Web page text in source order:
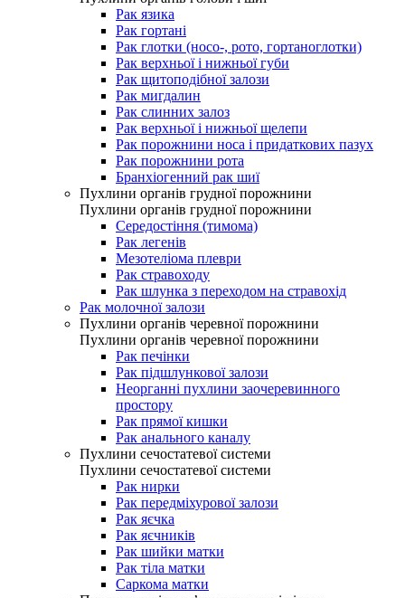
Рак язика
Рак гортані
Рак глотки (носо-, рото, гортаноглотки)
Рак верхньої і нижньої губи
Рак щитоподібної залози
Рак мигдалин
Рак слинних залоз
Рак верхньої і нижньої щелепи
Рак порожнини носа і придаткових пазух
Рак порожнини рота
Бранхіогенний рак шиї
Пухлини органів грудної порожнини
Пухлини органів грудної порожнини
Середостіння (тимома)
Рак легенів
Мезотеліома плеври
Рак стравоходу
Рак шлунка з переходом на стравохід
Рак молочної залози
Пухлини органів черевної порожнини
Пухлини органів черевної порожнини
Рак печінки
Рак підшлункової залози
Неорганні пухлини заочеревинного
простору
Рак прямої кишки
Рак анального каналу
Пухлини сечостатевої системи
Пухлини сечостатевої системи
Рак нирки
Рак передміхурової залози
Рак яєчка
Рак яєчників
Рак шийки матки
Рак тіла матки
Саркома матки